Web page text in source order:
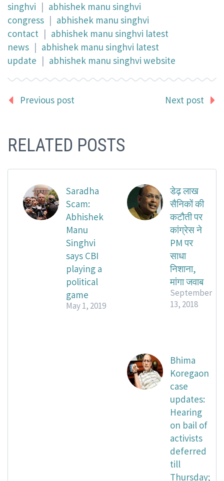
singhvi | abhishek manu singhvi
congress | abhishek manu singhvi
contact | abhishek manu singhvi latest
news | abhishek manu singhvi latest
update | abhishek manu singhvi website
Previous post Next post
RELATED POSTS
Saradha
Scam:
Abhishek
Manu
Singhvi
says CBI
playing a
political
game
May 1, 2019
डेढ़ लाख
सैनिकों की
कटौती पर
कांग्रेस ने
PM पर
साधा
निशाना,
मांगा जवाब
September
13, 2018
Bhima
Koregaon
case
updates:
Hearing
on bail of
activists
deferred
till
Thursday;